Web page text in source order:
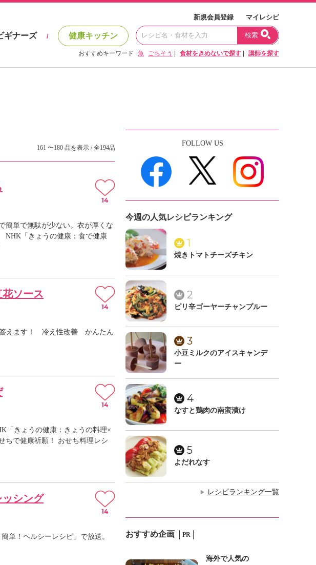
新規会員登録 マイレシピ
ギナーズ / 健康キッチン 検索
おすすめキーワード 魚 ごちそう 食材をきめないで探す 講師を探す
161 〜180 品を表示 / 全194品
簡単で無駄が少ない。衣が厚くな
NHK「きょうの健康：食で健康
14
ソース
えます！ 冷え性改善 かんたん
14
「きょうの健康：きょうの料理×
で健康祈願！ おせち料理レシ
14
シング
単！ヘルシーレシピ」で放送。
14
FOLLOW US
今週の人気レシピランキング
1
焼きトマトチーズチキン
2
ピリ辛ゴーヤーチャンプルー
3
小豆ミルクのアイスキャンデ
ー
4
なすと鶏肉の南蛮漬け
5
よだれなす
▶ レシピランキング一覧
おすすめ企画 PR
海外で人気の